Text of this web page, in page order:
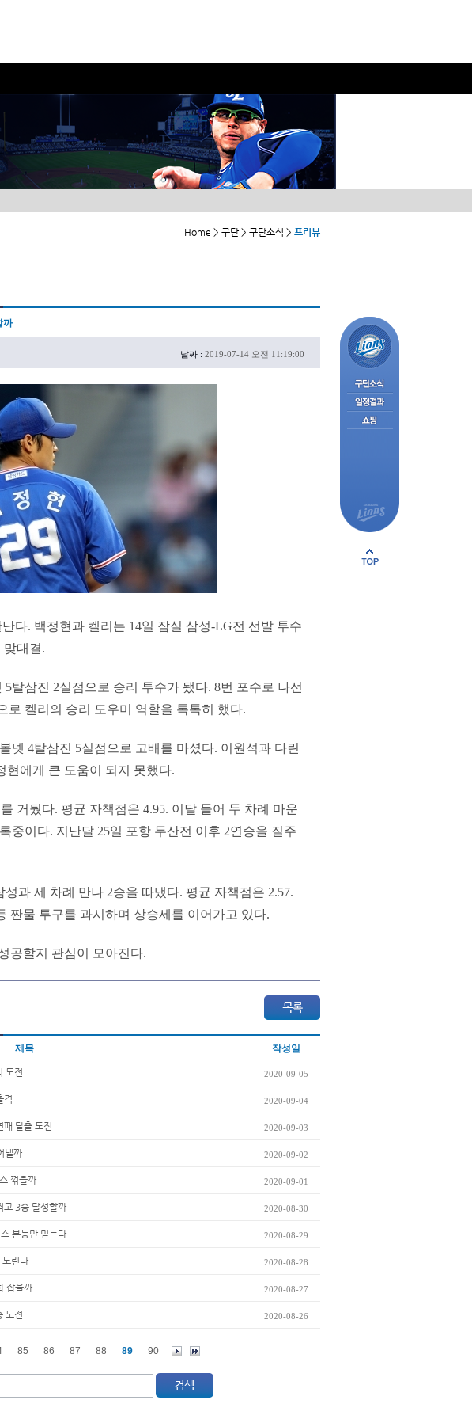
Home > 구단 > 구단소식 > 프리뷰
까
날짜 : 2019-07-14 오전 11:19:00
다. 백정현과 켈리는 14일 잠실 삼성-LG전 선발 투수
맞대결.
탈삼진 2실점으로 승리 투수가 됐다. 8번 포수로 나선
로 켈리의 승리 도우미 역할을 톡톡히 했다.
넷 4탈삼진 5실점으로 고배를 마셨다. 이원석과 다린
현에게 큰 도움이 되지 못했다.
거뒀다. 평균 자책점은 4.95. 이달 들어 두 차례 마운
중이다. 지난달 25일 포항 두산전 이후 2연승을 질주
과 세 차례 만나 2승을 따냈다. 평균 자책점은 2.57.
짠물 투구를 과시하며 상승세를 이어가고 있다.
공할지 관심이 모아진다.
제목 작성일
도전 2020-09-05
격 2020-09-04
탈출 도전 2020-09-03
낼까 2020-09-02
꺾을까 2020-09-01
고 3승 달성할까 2020-08-30
본능만 믿는다 2020-08-29
린다 2020-08-28
잡을까 2020-08-27
도전 2020-08-26
85 86 87 88 89 90